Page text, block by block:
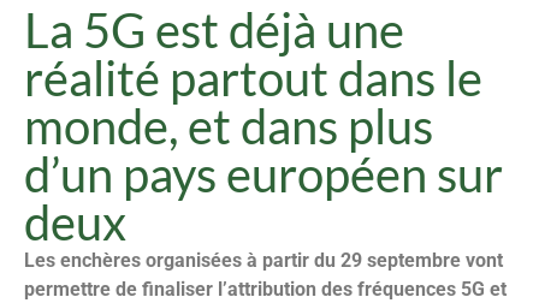
La 5G est déjà une
réalité partout dans le
monde, et dans plus
d’un pays européen sur
deux
Les enchères organisées à partir du 29 septembre vont
permettre de finaliser l’attribution des fréquences 5G et